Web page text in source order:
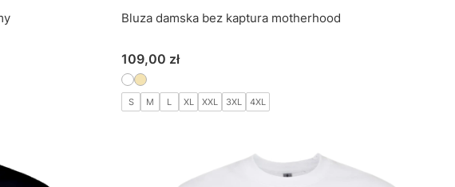
Bluza damska bez kaptura motherhood
Cena
109,00 zł
S M L XL XXL 3XL 4XL